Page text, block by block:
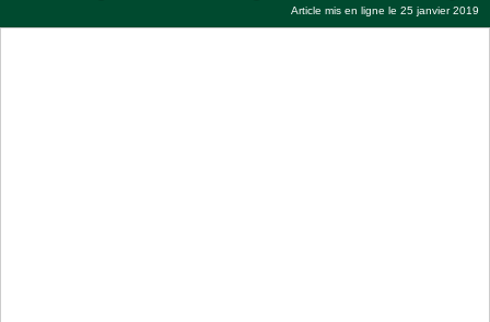
Article mis en ligne le 25 janvier 2019